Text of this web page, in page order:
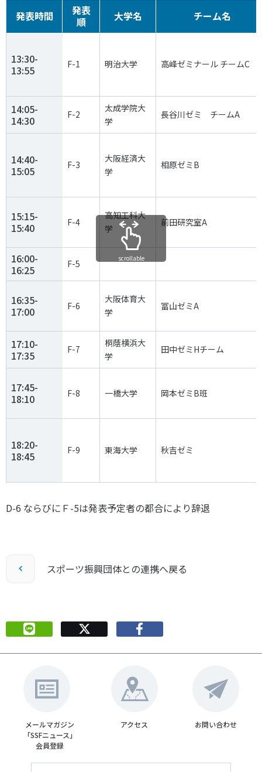
発表時間
発表
順
大学名 チーム名
13:30-
13:55
F-1 明治大学 高峰ゼミナール チームC
14:05-
14:30
F-2
太成学院大
学
長谷川ゼミ チームA
14:40-
15:05
F-3
大阪経済大
学
相原ゼミB
15:15-
15:40
F-4
高知工科大
学
前田研究室A
16:00-
16:25
F-5
16:35-
17:00
F-6
大阪体育大
学
冨山ゼミA
17:10-
17:35
F-7
桐蔭横浜大
学
田中ゼミHチーム
17:45-
18:10
F-8 一橋大学 岡本ゼミB班
18:20-
18:45
F-9 東海大学 秋吉ゼミ
scrollable
D-6 ならびにＦ-5は発表予定者の都合により辞退
スポーツ振興団体との連携へ戻る
メールマガジン
「SSFニュース」
会員登録
アクセス お問い合わせ